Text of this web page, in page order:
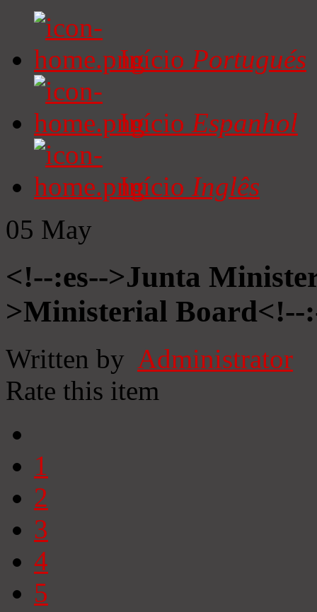
Início Portugués
Início Espanhol
Início Inglês
05 May
<!--:es-->Junta
>Ministerial Board<!--
Written by Administrator
Rate this item
1
2
3
4
5